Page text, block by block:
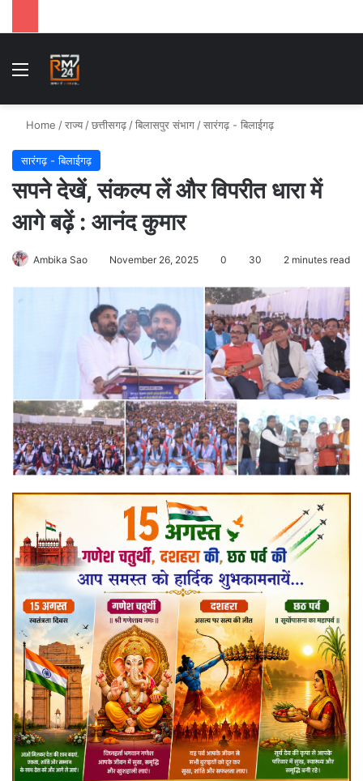
Menu
Home /राज्य /छत्तीसगढ़ /बिलासपुर संभाग /सारंगढ़ - बिलाईगढ़
सारंगढ़ - बिलाईगढ़
सपने देखें, संकल्प लें और विपरीत धारा में
आगे बढ़ें : आनंद कुमार
Ambika Sao November 26, 2025 0 30 2 minutes read